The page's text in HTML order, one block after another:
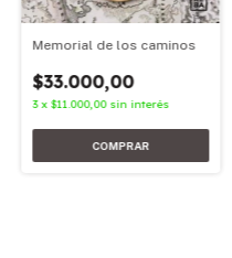
Memorial de los caminos
$33.000,00
3 x $11.000,00 sin interés